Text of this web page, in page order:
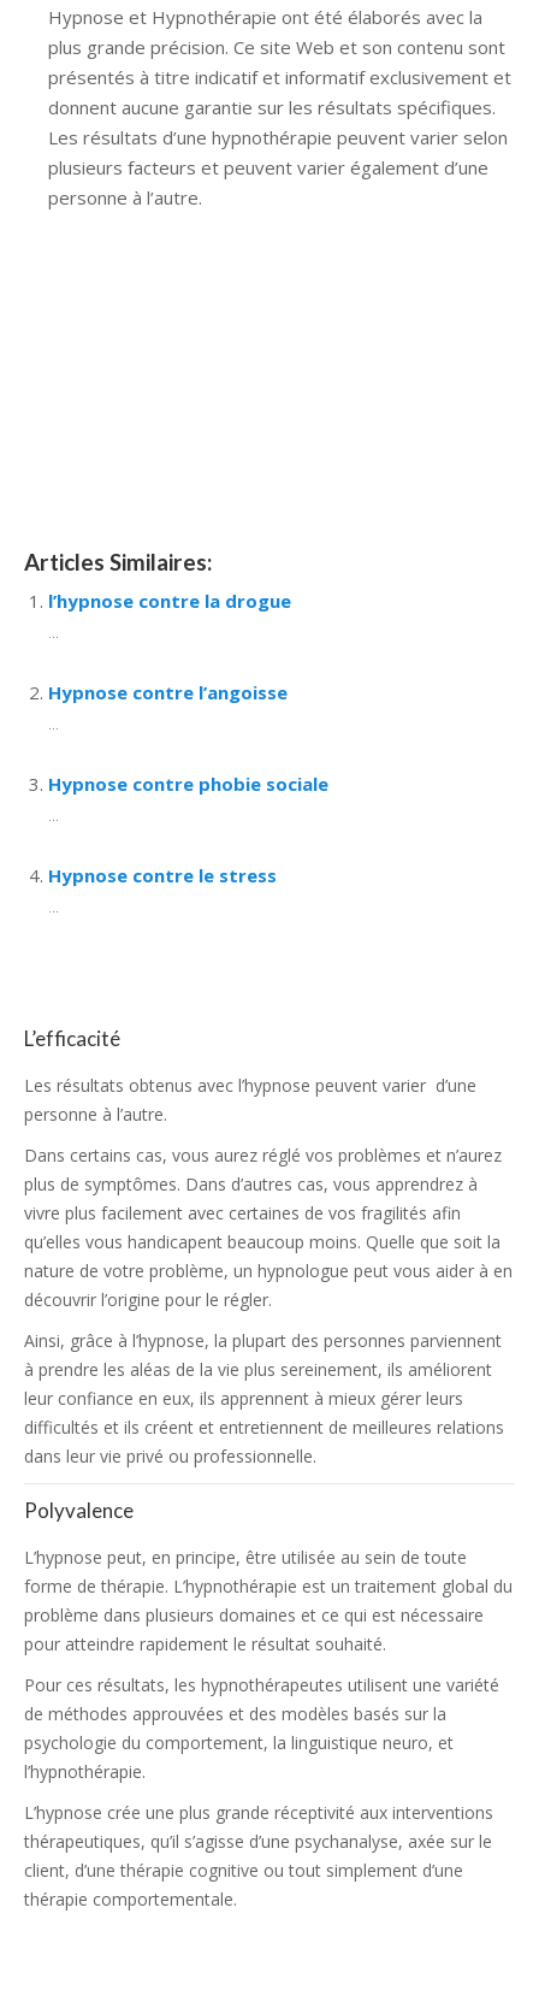
Hypnose et Hypnothérapie ont été élaborés avec la
plus grande précision. Ce site Web et son contenu sont
présentés à titre indicatif et informatif exclusivement et
donnent aucune garantie sur les résultats spécifiques.
Les résultats d’une hypnothérapie peuvent varier selon
plusieurs facteurs et peuvent varier également d’une
personne à l’autre.
Articles Similaires:
l’hypnose contre la drogue
Hypnose contre l’angoisse
Hypnose contre phobie sociale
Hypnose contre le stress
L’efficacité
Les résultats obtenus avec l’hypnose peuvent varier d’une
personne à l’autre.
Dans certains cas, vous aurez réglé vos problèmes et n’aurez
plus de symptômes. Dans d’autres cas, vous apprendrez à
vivre plus facilement avec certaines de vos fragilités afin
qu’elles vous handicapent beaucoup moins. Quelle que soit la
nature de votre problème, un hypnologue peut vous aider à en
découvrir l’origine pour le régler.
Ainsi, grâce à l’hypnose, la plupart des personnes parviennent
à prendre les aléas de la vie plus sereinement, ils améliorent
leur confiance en eux, ils apprennent à mieux gérer leurs
difficultés et ils créent et entretiennent de meilleures relations
dans leur vie privé ou professionnelle.
Polyvalence
L’hypnose peut, en principe, être utilisée au sein de toute
forme de thérapie. L’hypnothérapie est un traitement global du
problème dans plusieurs domaines et ce qui est nécessaire
pour atteindre rapidement le résultat souhaité.
Pour ces résultats, les hypnothérapeutes utilisent une variété
de méthodes approuvées et des modèles basés sur la
psychologie du comportement, la linguistique neuro, et
l’hypnothérapie.
L’hypnose crée une plus grande réceptivité aux interventions
thérapeutiques, qu’il s’agisse d’une psychanalyse, axée sur le
client, d’une thérapie cognitive ou tout simplement d’une
thérapie comportementale.